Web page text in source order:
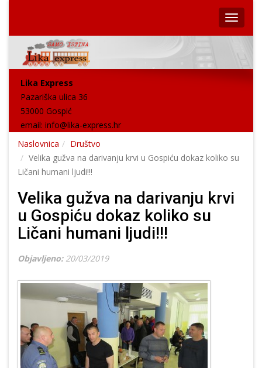
Lika Express
Pazariška ulica 36
53000 Gospić
email: info@lika-express.hr
Naslovnica
Društvo
Velika gužva na darivanju krvi u Gospiću dokaz koliko su
Ličani humani ljudi!!!
Velika gužva na darivanju krvi
u Gospiću dokaz koliko su
Ličani humani ljudi!!!
Objavljeno: 20/03/2019